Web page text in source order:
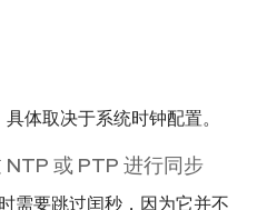
体取决于系统时钟配置。
或 PTP 进行同步
需要跳过闰秒，因为它并不